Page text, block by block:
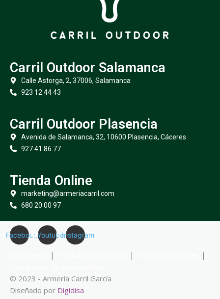
Carril Outdoor Salamanca
Calle Astorga, 2, 37006, Salamanca
923 12 44 43
Carril Outdoor Plasencia
Avenida de Salamanca, 32, 10600 Plasencia, Cáceres
927 41 86 77
Tienda Online
marketing@armeriacarril.com
680 20 00 97
FacebookYoutubeInstagram
| |
|
© 2023 - Armería Carril García
Diseñado por Digidisa